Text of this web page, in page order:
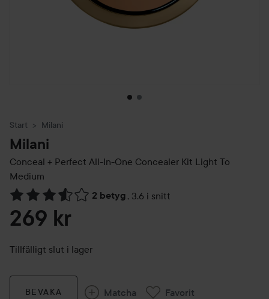
Start Milani
Milani
Conceal + Perfect All-In-One Concealer Kit Light To
Medium
2 betyg , 3.6 i snitt
Hoppa till Betyg & kommentarer
269 kr
Tillfälligt slut i lager
BEVAKA Matcha Favorit